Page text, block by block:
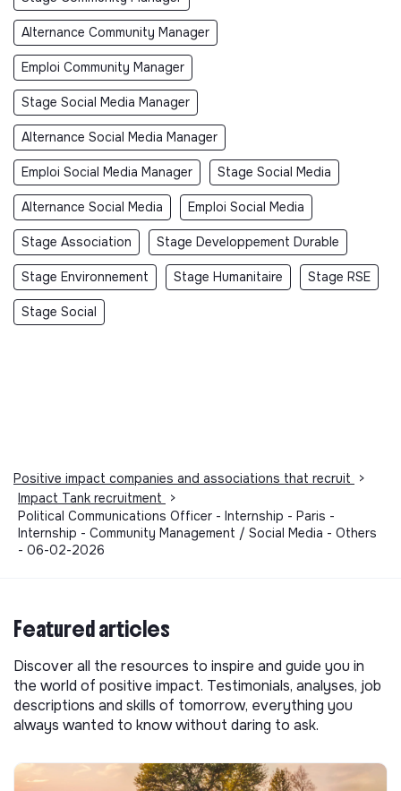
Alternance Community Manager
Emploi Community Manager
Stage Social Media Manager
Alternance Social Media Manager
Emploi Social Media Manager Stage Social Media
Alternance Social Media Emploi Social Media
Stage Association Stage Developpement Durable
Stage Environnement Stage Humanitaire Stage RSE
Stage Social
Positive impact companies and associations that recruit
>
Impact Tank recruitment
>
Political Communications Officer - Internship - Paris -
Internship - Community Management / Social Media - Others
- 06-02-2026
Featured articles
Discover all the resources to inspire and guide you in
the world of positive impact. Testimonials, analyses, job
descriptions and skills of tomorrow, everything you
always wanted to know without daring to ask.